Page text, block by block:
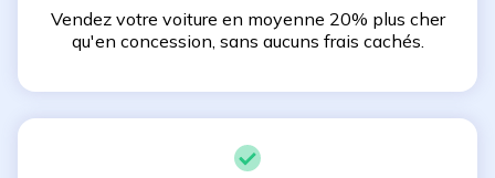
Vendez votre voiture en moyenne 20% plus cher
qu'en concession, sans aucuns frais cachés.